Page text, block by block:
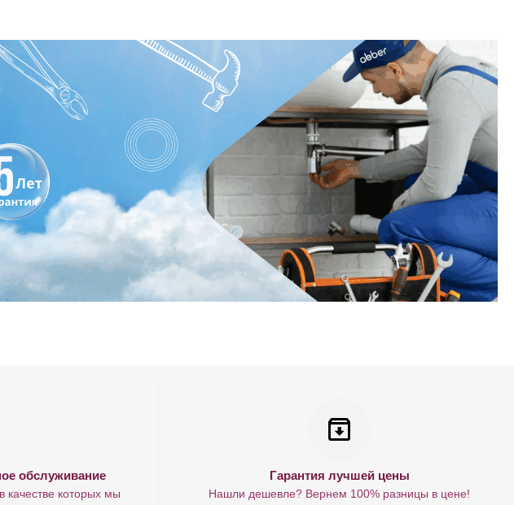
обслуживание
качестве которых мы
Гарантия лучшей цены
Нашли дешевле? Вернем 100% разницы в цене!